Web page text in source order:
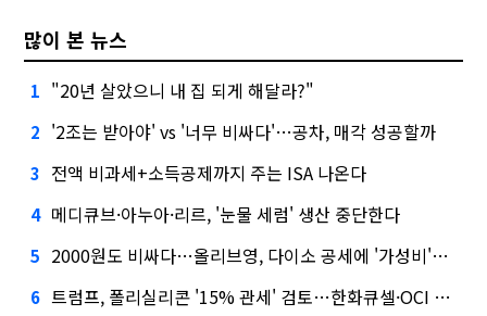
많이 본 뉴스
1 "20년 살았으니 내 집 되게 해달라?"
2 '2조는 받아야' vs '너무 비싸다'…공차, 매각 성공할까
3 전액 비과세+소득공제까지 주는 ISA 나온다
4 메디큐브·아누아·리르, '눈물 세럼' 생산 중단한다
5 2000원도 비싸다…올리브영, 다이소 공세에 '가성비'로 맞불
6 트럼프, 폴리실리콘 '15% 관세' 검토…한화큐셀·OCI 영향은?